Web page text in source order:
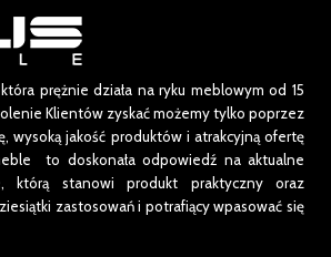
prężnie działa na ryku meblowym od 15
Klientów zyskać możemy tylko poprzez
wysoką jakość produktów i atrakcyjną ofertę
to doskonała odpowiedź na aktualne
którą stanowi produkt praktyczny oraz
zastosowań i potrafiący wpasować się